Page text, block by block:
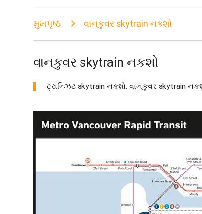
મુખપૃષ્ઠ વાનકુવર skytrain નકશો
વાનકુવર skytrain નકશો
ટ્રાન્ઝિટ skytrain નકશો. વાનકુવર skytrain